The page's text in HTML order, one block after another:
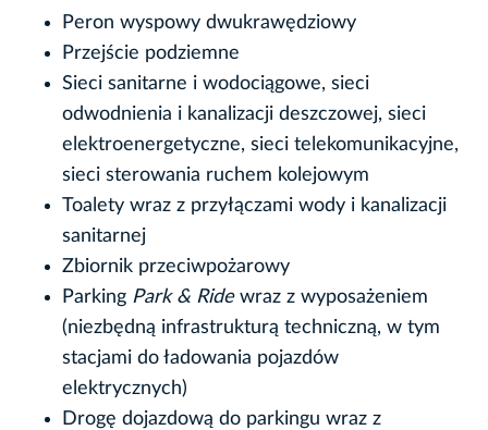
Peron wyspowy dwukrawędziowy
Przejście podziemne
Sieci sanitarne i wodociągowe, sieci
odwodnienia i kanalizacji deszczowej, sieci
elektroenergetyczne, sieci telekomunikacyjne,
sieci sterowania ruchem kolejowym
Toalety wraz z przyłączami wody i kanalizacji
sanitarnej
Zbiornik przeciwpożarowy
Parking Park & Ridewraz z wyposażeniem
(niezbędną infrastrukturą techniczną, w tym
stacjami do ładowania pojazdów
elektrycznych)
Drogę dojazdową do parkingu wraz z